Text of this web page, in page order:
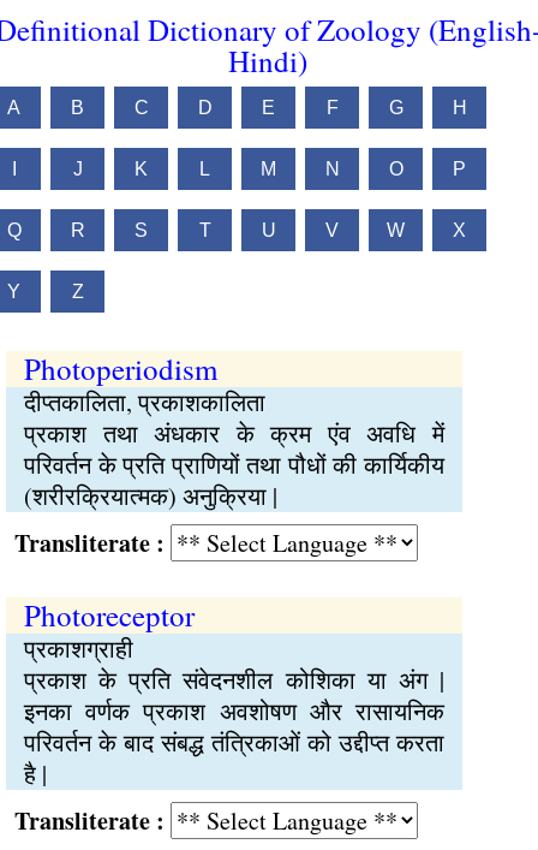
Dictionary of Zoology
Hindi)
A B C D E F G H
J K L M N O P
Q R S T U V W X
Y Z
Photoperiodism
दीप्तकालिता, प्रकाशकालिता
प्रकाश तथा अंधकार के क्रम एंव अवधि में
परिवर्तन के प्रति प्राणियों तथा पौधों की कार्यिकीय
(शरीरक्रियात्मक) अनुक्रिया |
:
Photoreceptor
प्रकाशग्राही
प्रकाश के प्रति संवेदनशील कोशिका या अंग |
इनका वर्णक प्रकाश अवशोषण और रासायनिक
परिवर्तन के बाद संबद्ध तंत्रिकाओं को उद्दीप्त करता
है |
: